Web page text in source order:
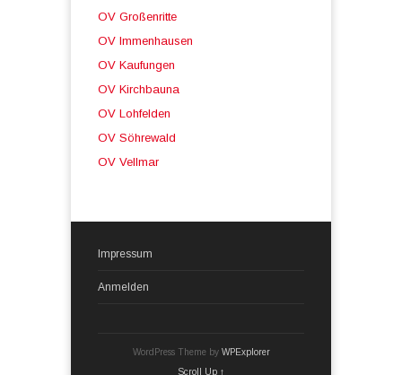
OV Großenritte
OV Immenhausen
OV Kaufungen
OV Kirchbauna
OV Lohfelden
OV Söhrewald
OV Vellmar
Impressum
Anmelden
WordPress Theme by WPExplorer
Scroll Up ↑